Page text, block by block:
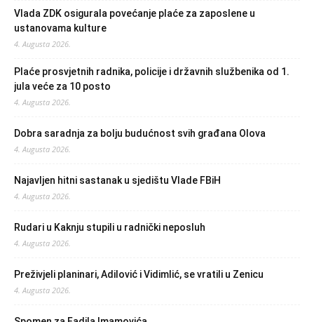
Vlada ZDK osigurala povećanje plaće za zaposlene u
ustanovama kulture
4. Augusta 2026.
Plaće prosvjetnih radnika, policije i državnih službenika od 1.
jula veće za 10 posto
4. Augusta 2026.
Dobra saradnja za bolju budućnost svih građana Olova
4. Augusta 2026.
Najavljen hitni sastanak u sjedištu Vlade FBiH
4. Augusta 2026.
Rudari u Kaknju stupili u radnički neposluh
4. Augusta 2026.
Preživjeli planinari, Adilović i Vidimlić, se vratili u Zenicu
4. Augusta 2026.